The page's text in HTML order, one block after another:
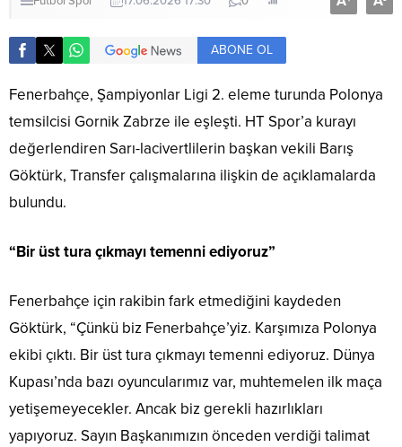
ABONE OL
Fenerbahçe, Şampiyonlar Ligi 2. eleme turunda Polonya
temsilcisi Gornik Zabrze ile eşleşti. HT Spor’a kurayı
değerlendiren Sarı-lacivertlilerin başkan vekili Barış
Göktürk, Transfer çalışmalarına ilişkin de açıklamalarda
bulundu.
“Bir üst tura çıkmayı temenni ediyoruz”
Fenerbahçe için rakibin fark etmediğini kaydeden
Göktürk, “Çünkü biz Fenerbahçe’yiz. Karşımıza Polonya
ekibi çıktı. Bir üst tura çıkmayı temenni ediyoruz. Dünya
Kupası’nda bazı oyuncularımız var, muhtemelen ilk maça
yetişemeyecekler. Ancak biz gerekli hazırlıkları
yapıyoruz. Sayın Başkanımızın önceden verdiği talimat